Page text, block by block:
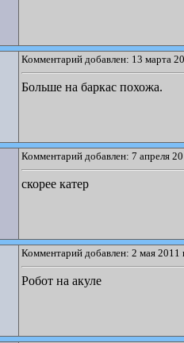
Комментарий добавлен: 13 марта
Больше на баркас похожа.
Комментарий добавлен: 7 апреля
скорее катер
Комментарий добавлен: 2 мая 2011
Робот на акуле